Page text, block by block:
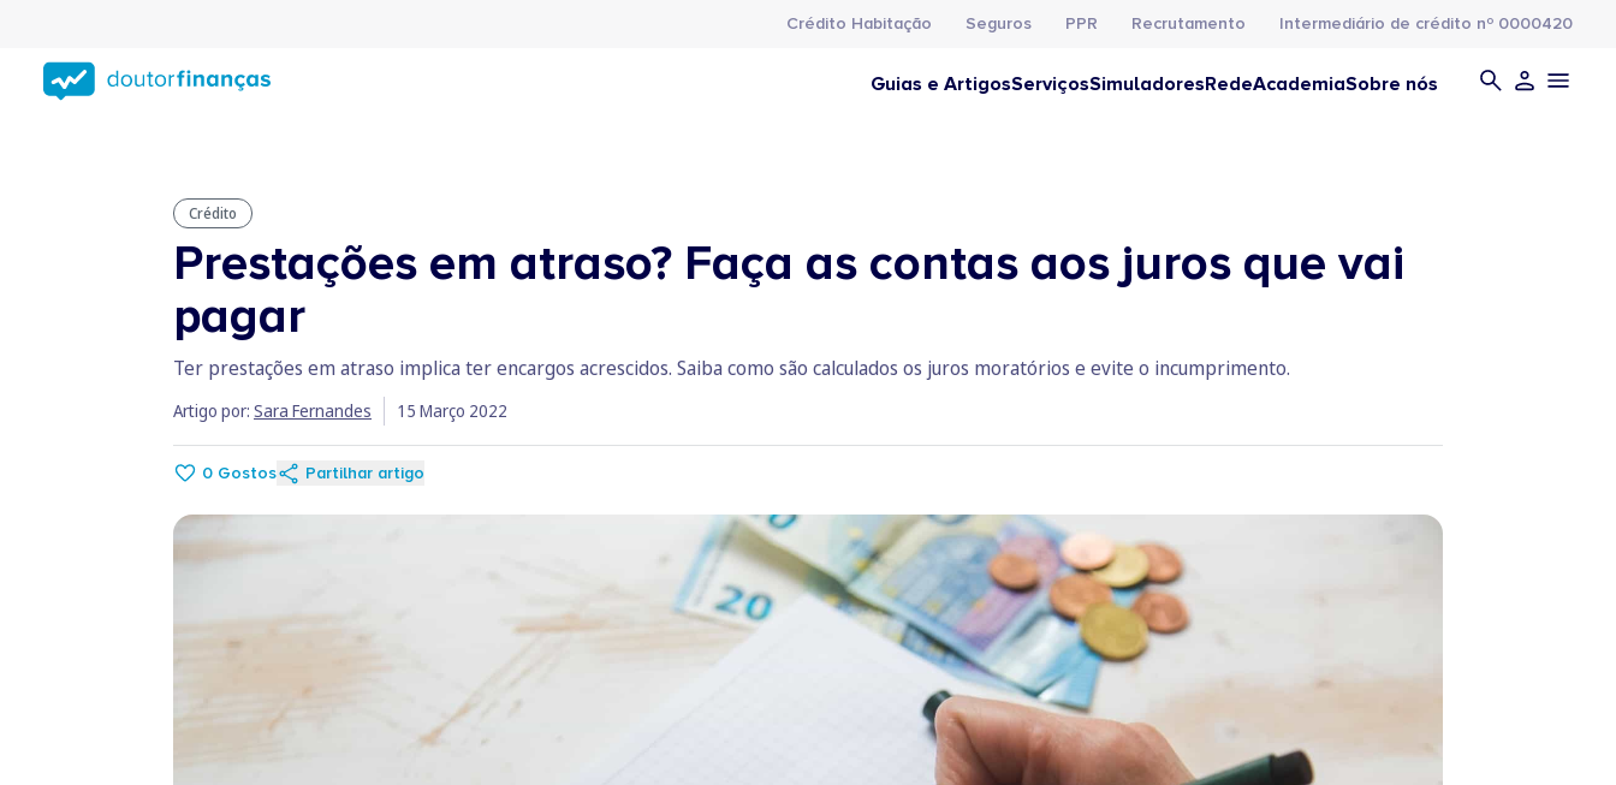
conteúdo
principal
Crédito Habitação Seguros PPR Recrutamento Intermediário de crédito nº 0000420
Guias e ArtigosServiçosSimuladoresRedeAcademiaSobre nós
Crédito
Prestações em atraso? Faça as contas aos juros que vai
pagar
Ter prestações em atraso implica ter encargos acrescidos. Saiba como são calculados os juros moratórios e evite o incumprimento.
Artigo por: Sara Fernandes 15 Março 2022
0 Gostos Partilhar artigo